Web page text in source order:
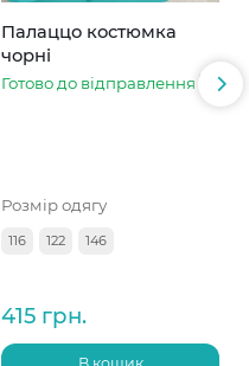
Палаццо костюмка
чорні
Готово до відправлення
Розмір одягу
116 122 146
415 грн.